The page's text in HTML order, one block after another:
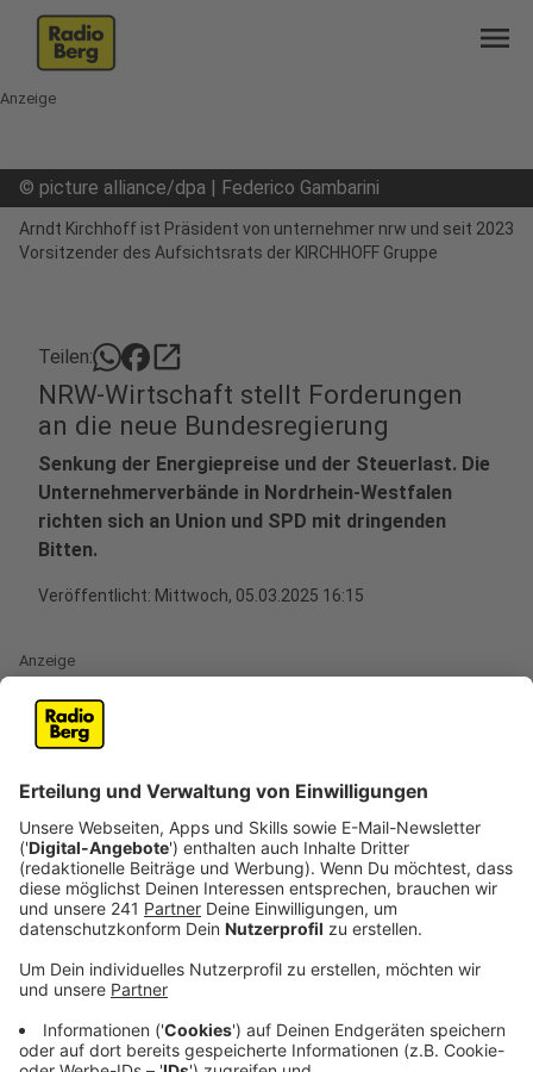
menu
Anzeige
© picture alliance/dpa | Federico Gambarini
Arndt Kirchhoff ist Präsident von unternehmer nrw und seit 2023
Vorsitzender des Aufsichtsrats der KIRCHHOFF Gruppe
Teilen: open_in_new
NRW-Wirtschaft stellt Forderungen
an die neue Bundesregierung
Senkung der Energiepreise und der Steuerlast. Die
Unternehmerverbände in Nordrhein-Westfalen
richten sich an Union und SPD mit dringenden
Bitten.
Veröffentlicht: Mittwoch, 05.03.2025 16:15
Anzeige
Inmitten einer stagnierenden Wirtschaftslage, mit
Prozent in Deutschland und einer ähnlich schwierigen
Situation in Nordrhein-Westfalen, haben die
Unternehmensverbände NRWihre Erwartungen an die
künftige Bundesregierung formuliert.
Anzeige
Dringender Bedarf an
wirtschaftsfreundlichen Maßnahmen